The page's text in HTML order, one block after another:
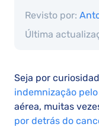
Última
Revisto por:
Seja por
indemnização
aérea, muitas
por detrás do